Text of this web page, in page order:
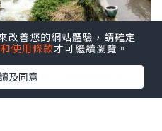
場!
, 趁少雲, 影張靚相先!
善您的網站體驗，請確定
使用條款才可繼續瀏覽。
及同意